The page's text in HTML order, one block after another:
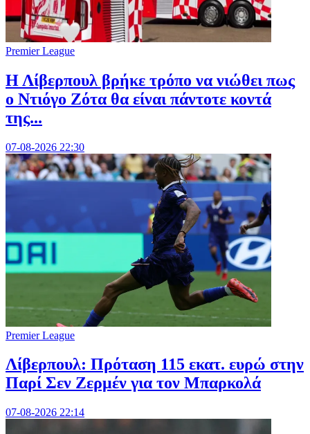
Premier League
Η Λίβερπουλ βρήκε τρόπο να νιώθει πως
ο Ντιόγο Ζότα θα είναι πάντοτε κοντά
της...
07-08-2026 22:30
Premier League
Λίβερπουλ: Πρόταση 115 εκατ. ευρώ στην
Παρί Σεν Ζερμέν για τον Μπαρκολά
07-08-2026 22:14